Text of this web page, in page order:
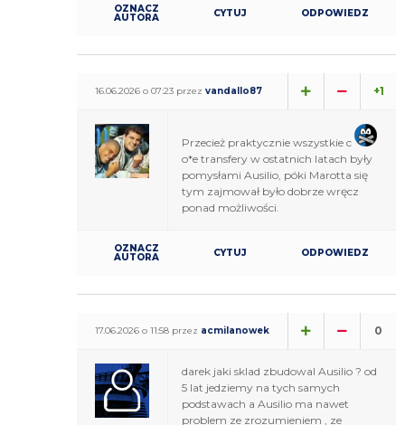
OZNACZ
AUTORA CYTUJ ODPOWIEDZ
16.06.2026 o 07:23 przez vandallo87 +1
Przecież praktycznie wszystkie c
o*e transfery w ostatnich latach były
pomysłami Ausilio, póki Marotta się
tym zajmował było dobrze wręcz
ponad możliwości.
OZNACZ
AUTORA CYTUJ ODPOWIEDZ
17.06.2026 o 11:58 przez acmilanowek 0
darek jaki sklad zbudowal Ausilio ? od
5 lat jedziemy na tych samych
podstawach a Ausilio ma nawet
problem ze zrozumieniem , ze